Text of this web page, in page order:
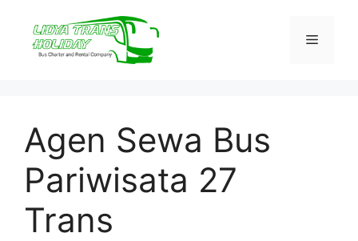
content
Menu
Agen Sewa Bus
Pariwisata 27
Trans